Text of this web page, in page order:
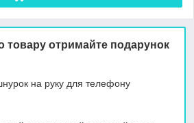
товару отримайте подарунок
на руку для телефону